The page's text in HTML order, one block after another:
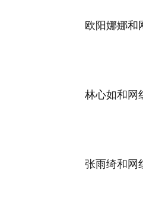
欧阳娜娜和
林心如和网
张雨绮和网